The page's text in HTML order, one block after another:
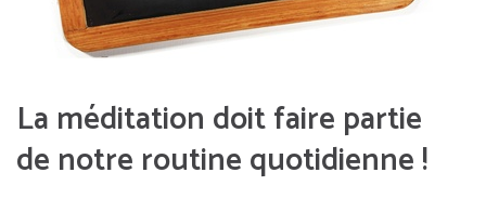
La méditation doit faire partie
de notre routine quotidienne !